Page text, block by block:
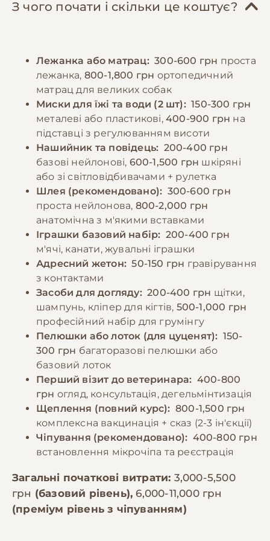
навчання базовим командам з раннього віку,
обов'язковими елементами догляду.
🎁 −10% на зоотовари
За промокодом E-PET
правильному співвідношенні. Дорослих
Порції мають відповідати розміру та
енергетичним потребам собаки. Необхідно
забезпечити постійний доступ до свіжої
води та слідкувати за реакцією організму на
різні продукти.
🎁 −10% на зоотовари
За промокодом E-PET
З чого почати і скільки це коштує?
Лежанка або матрац: 300-600 грн проста
лежанка, 800-1,800 грн ортопедичний
матрац для великих собак
Миски для їжі та води (2 шт): 150-300 грн
металеві або пластикові, 400-900 грн на
підставці з регулюванням висоти
Нашийник та повідець: 200-400 грн
базові нейлонові, 600-1,500 грн шкіряні
або зі світловідбивачами + рулетка
Шлея (рекомендовано): 300-600 грн
проста нейлонова, 800-2,000 грн
анатомічна з м'якими вставками
Іграшки базовий набір: 200-400 грн
м'ячі, канати, жувальні іграшки
Адресний жетон: 50-150 грн гравірування
з контактами
Засоби для догляду: 200-400 грн щітки,
шампунь, кліпер для кігтів, 500-1,000 грн
професійний набір для грумінгу
Пелюшки або лоток (для цуценят): 150-
300 грн багаторазові пелюшки або
базовий лоток
Перший візит до ветеринара: 400-800
грн огляд, консультація, дегельмінтизація
Щеплення (повний курс): 800-1,500 грн
комплексна вакцинація + сказ (2-3 ін'єкції)
Чіпування (рекомендовано): 400-800 грн
встановлення мікрочіпа та реєстрація
Загальні початкові витрати: 3,000-5,500
грн (базовий рівень),6,000-11,000 грн
(преміум рівень з чіпуванням)